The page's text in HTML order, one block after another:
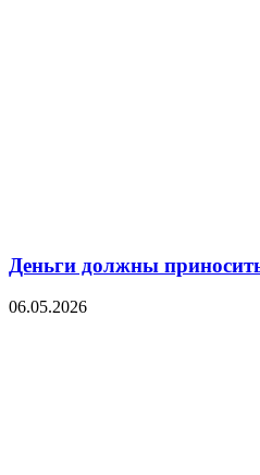
Деньги должны
06.05.2026